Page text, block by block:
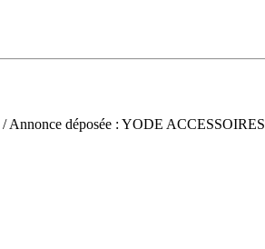
/ Annonce déposée : YODE ACCESSOIRES